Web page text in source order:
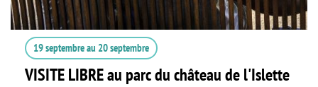
19 septembreau 20 septembre
VISITE LIBRE au parc du château de l'Islette